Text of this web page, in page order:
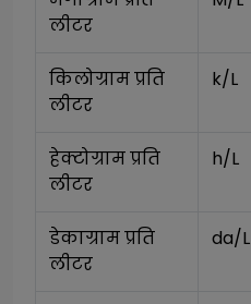
लीटर
किलोग्राम प्रति
लीटर
k/L
हेक्टोग्राम प्रति
लीटर
h/L
डेकाग्राम प्रति
लीटर
da/L